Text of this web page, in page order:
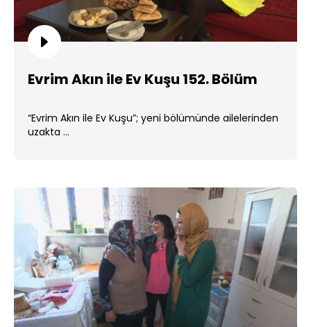
Evrim Akın ile Ev Kuşu 152. Bölüm
“Evrim Akın ile Ev Kuşu”; yeni bölümünde ailelerinden
uzakta ...